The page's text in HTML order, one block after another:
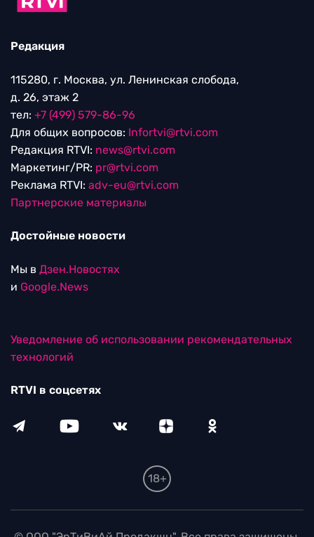
Редакция
115280, г. Москва, ул. Ленинская слобода,
д. 26, этаж 2
тел: +7 (499) 579-86-96
Для общих вопросов: Infortvi@rtvi.com
Редакция RTVI: news@rtvi.com
Маркетинг/PR: pr@rtvi.com
Реклама RTVI: adv-eu@rtvi.com
Партнерские материалы
Достойные новости
Мы в Дзен.Новостях
и Google.News
Уведомление об использовании рекомендательных
технологий
RTVI в соцсетях
18+